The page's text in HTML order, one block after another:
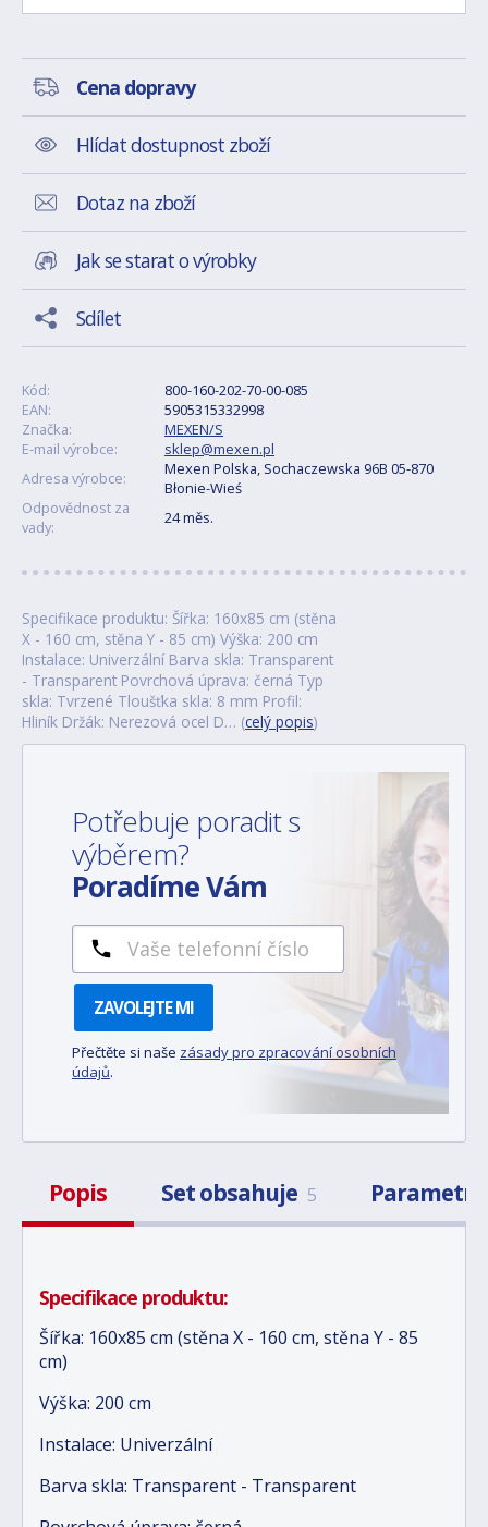
Cena dopravy
Hlídat dostupnost zboží
Dotaz na zboží
Jak se starat o výrobky
Sdílet
Kód:
800-160-202-70-00-085
EAN:
5905315332998
Značka:
MEXEN/S
E-mail výrobce:
sklep@mexen.pl
Adresa výrobce:
Mexen Polska, Sochaczewska 96B 05-870
Błonie-Wieś
Odpovědnost za
vady:
24 měs.
Specifikace produktu: Šířka: 160x85 cm (stěna
X - 160 cm, stěna Y - 85 cm) Výška: 200 cm
Instalace: Univerzální Barva skla: Transparent
- Transparent Povrchová úprava: černá Typ
skla: Tvrzené Tloušťka skla: 8 mm Profil:
Hliník Držák: Nerezová ocel D… (celý popis)
Potřebuje poradit s
výběrem?
Poradíme Vám
ZAVOLEJTE MI
Přečtěte si naše zásady pro zpracování osobních
údajů.
Popis Set obsahuje 5 Parametry
Specifikace produktu:
Šířka: 160x85 cm (stěna X - 160 cm, stěna Y - 85
cm)
Výška: 200 cm
Instalace: Univerzální
Barva skla: Transparent - Transparent